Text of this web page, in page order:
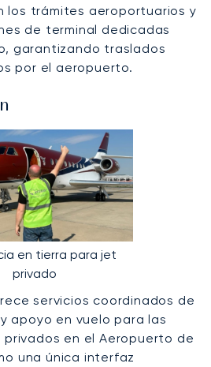
los trámites aeroportuarios y
de terminal dedicadas
garantizando traslados
por el aeropuerto.
en tierra para jet
privado
servicios coordinados de
apoyo en vuelo para las
en el Aeropuerto de
una única interfaz